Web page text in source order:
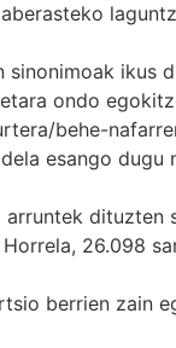
ikus
ondo
behe-
dela esango dugu
26.098
berrien zain